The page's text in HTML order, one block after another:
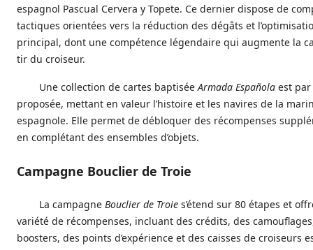
espagnol Pascual Cervera y Topete. Ce dernier dispose de
tactiques orientées vers la réduction des dégâts et
principal, dont une compétence légendaire qui augmente la
tir du croiseur.
Une collection de cartes baptiséeArmada Española est
proposée, mettant en valeur l’histoire et les navires de la
espagnole. Elle permet de débloquer des récompenses
en complétant des ensembles d’objets.
Campagne Bouclier de Troie
La campagne Bouclier de Troie s’étend sur 80 étapes et
variété de récompenses, incluant des crédits, des
boosters, des points d’expérience et des caisses de croiseurs